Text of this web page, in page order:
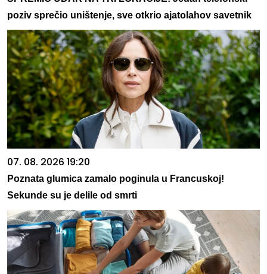
poziv sprečio uništenje, sve otkrio ajatolahov savetnik
07. 08. 2026 19:20
Poznata glumica zamalo poginula u Francuskoj!
Sekunde su je delile od smrti